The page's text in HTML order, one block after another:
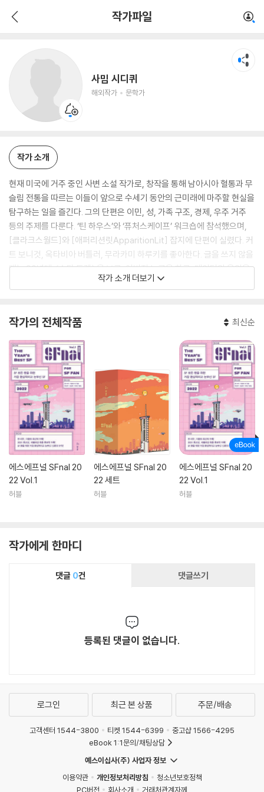
작가파일
사밈 시디퀴
해외작가 문학가
작가 소개
현재 미국에 거주 중인 사변 소설 작가로, 창작을 통해 남아시아 혈통과 무
슬림 전통을 따르는 이들이 앞으로 수세기 동안의 근미래에 마주할 현실을
탐구하는 일을 즐긴다. 그의 단편은 이민, 성, 가족 구조, 경제, 우주 거주
등의 주제를 다룬다. ‘틴 하우스’와 ‘퓨처스케이프’ 워크숍에 참석했으며,
[클라크스월드]와 [애퍼리션릿ApparitionLit] 잡지에 단편이 실렸다. 커
트 보니것, 옥타비아 버틀러, 무라카미 하루키를 좋아한다. 글을 쓰지 않을
때는 90년대 <스타 트렉>을 보고, 아버지 노릇을 하고, 데이터와 음악을
만지작거리며 시간을 보낸다.작가 소개 더보기
작가의 전체작품 최신순
에스에프널 SFnal 20
22 Vol.1
허블
에스에프널 SFnal 20
22 세트
허블
에스에프널 SFnal 20
22 Vol.1
허블
작가에게 한마디
댓글 0건 댓글쓰기
등록된 댓글이 없습니다.
로그인 최근 본 상품 주문/배송
고객센터 1544-3800 티켓 1544-6399
중고샵 1566-4295
eBook 1:1문의/채팅상담
예스이십사(주) 사업자 정보
이용약관
개인정보처리방침
청소년보호정책
PC버전
회사소개 거래처관계자께